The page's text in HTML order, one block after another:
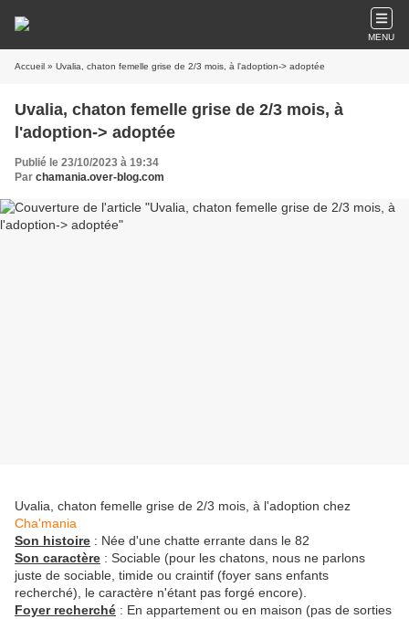
MENU
Accueil » Uvalia, chaton femelle grise de 2/3 mois, à l'adoption-> adoptée
Uvalia, chaton femelle grise de 2/3 mois, à
l'adoption-> adoptée
Publié le 23/10/2023 à 19:34
Par chamania.over-blog.com
Uvalia, chaton femelle grise de 2/3 mois, à l'adoption chez
Cha'mania
Son histoire : Née d'une chatte errante dans le 82
Son caractère : Sociable (pour les chatons, nous ne parlons
juste de sociable, timide ou craintif (foyer sans enfants
recherché), le caractère n'étant pas forgé encore).
Foyer recherché : En appartement ou en maison (pas de sorties